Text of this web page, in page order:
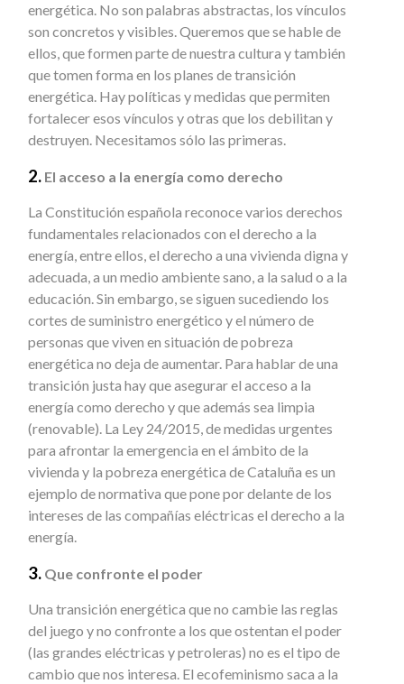
energética. No son palabras abstractas, los vínculos
son concretos y visibles. Queremos que se hable de
ellos, que formen parte de nuestra cultura y también
que tomen forma en los planes de transición
energética. Hay políticas y medidas que permiten
fortalecer esos vínculos y otras que los debilitan y
destruyen. Necesitamos sólo las primeras.
2. El acceso a la energía como derecho
La Constitución española reconoce varios derechos
fundamentales relacionados con el derecho a la
energía, entre ellos, el derecho a una vivienda digna y
adecuada, a un medio ambiente sano, a la salud o a la
educación. Sin embargo, se siguen sucediendo los
cortes de suministro energético y el número de
personas que viven en situación de pobreza
energética no deja de aumentar. Para hablar de una
transición justa hay que asegurar el acceso a la
energía como derecho y que además sea limpia
(renovable). La Ley 24/2015, de medidas urgentes
para afrontar la emergencia en el ámbito de la
vivienda y la pobreza energética de Cataluña es un
ejemplo de normativa que pone por delante de los
intereses de las compañías eléctricas el derecho a la
energía.
3. Que confronte el poder
Una transición energética que no cambie las reglas
del juego y no confronte a los que ostentan el poder
(las grandes eléctricas y petroleras) no es el tipo de
cambio que nos interesa. El ecofeminismo saca a la